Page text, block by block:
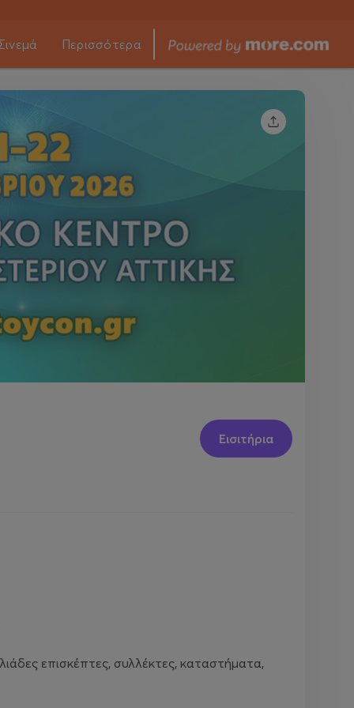
Περισσότερα
Εισιτήρια
επισκέπτες, συλλέκτες, καταστήματα,